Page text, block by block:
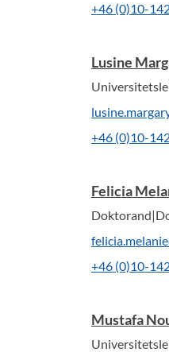
+46 (0)10-
Lusine
+46 (0)10-
Felicia
+46 (0)10-
Mustafa